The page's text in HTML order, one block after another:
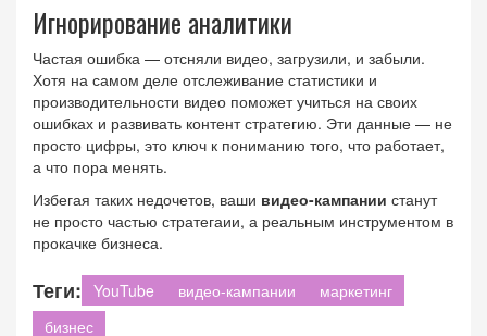
Игнорирование аналитики
Частая ошибка — отсняли видео, загрузили, и забыли.
Хотя на самом деле отслеживание статистики и
производительности видео поможет учиться на своих
ошибках и развивать контент стратегию. Эти данные — не
просто цифры, это ключ к пониманию того, что работает,
а что пора менять.
Избегая таких недочетов, ваши видео-кампании станут
не просто частью стратегаии, а реальным инструментом в
прокачке бизнеса.
Теги: YouTube видео-кампании
маркетинг
бизнес